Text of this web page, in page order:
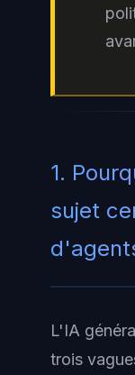
1.
sujet
L'IA
trois